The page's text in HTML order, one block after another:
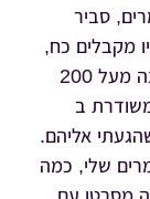
סביר
מקבלים כח,
לא הייתי מגיע לבנות הרצאת סטנדאפ שרצה מעל 200
ב
שלי, כמה